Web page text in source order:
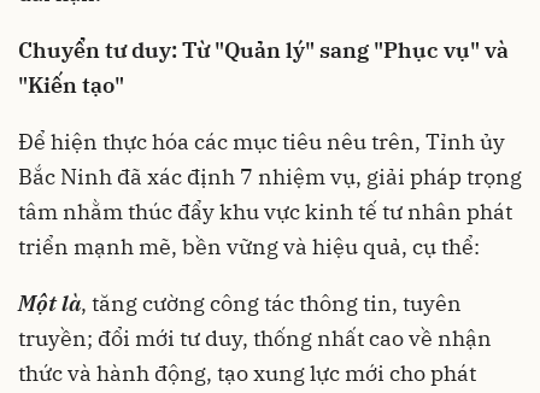
Chuyển tư duy: Từ "Quản lý" sang "Phục vụ" và
"Kiến tạo"
Để hiện thực hóa các mục tiêu nêu trên, Tỉnh ủy
Bắc Ninh đã xác định 7 nhiệm vụ, giải pháp trọng
tâm nhằm thúc đẩy khu vực kinh tế tư nhân phát
triển mạnh mẽ, bền vững và hiệu quả, cụ thể:
Một là, tăng cường công tác thông tin, tuyên
truyền; đổi mới tư duy, thống nhất cao về nhận
thức và hành động, tạo xung lực mới cho phát